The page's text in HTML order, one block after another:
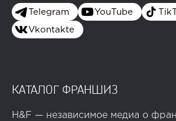
Telegram YouTube
Vkontakte
КАТАЛОГ ФРАНШИЗ
H&F — независимое медиа о